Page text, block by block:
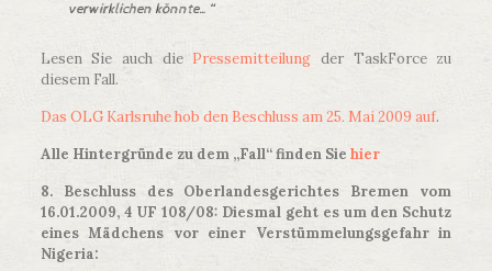
verwirklichen könnte…“
Lesen Sie auch die Pressemitteilung der TaskForce zu
diesem Fall.
Das OLG Karlsruhe hob den Beschluss am 25. Mai 2009 auf.
Alle Hintergründe zu dem „Fall“ finden Sie hier
8. Beschluss des Oberlandesgerichtes Bremen vom
16.01.2009, 4 UF 108/08: Diesmal geht es um den Schutz
eines Mädchens vor einer Verstümmelungsgefahr in
Nigeria: